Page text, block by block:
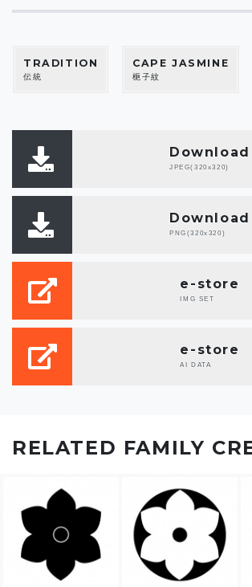
TRADITION
伝統
CAPE JASMINE
梔子紋
Download
JPEG(320x320)
Download
PNG(320x320)
e-store
IMG SET
e-store
AI DATA
RELATED FAMILY